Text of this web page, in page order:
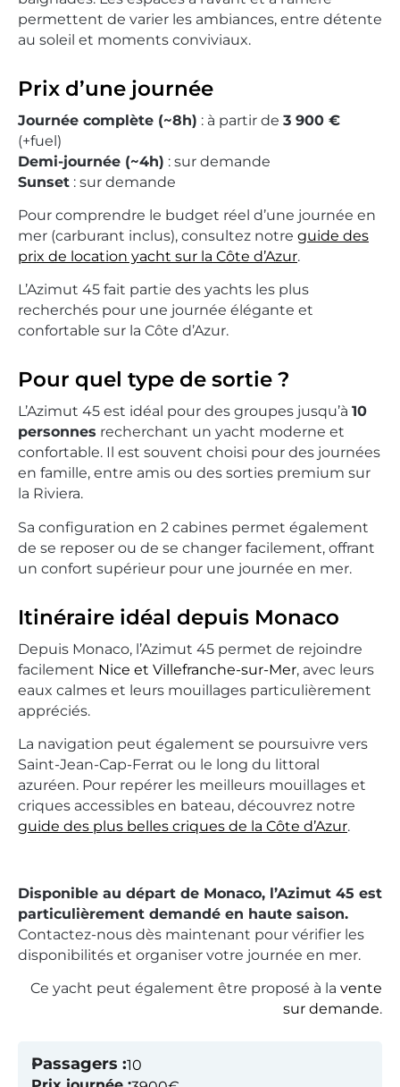
permettent de varier les ambiances, entre détente
au soleil et moments conviviaux.
Prix d’une journée
Journée complète (~8h) : à partir de 3 900 €
(+fuel)
Demi-journée (~4h) : sur demande
Sunset : sur demande
Pour comprendre le budget réel d’une journée en
mer (carburant inclus), consultez notre guide des
prix de location yacht sur la Côte d’Azur.
L’Azimut 45 fait partie des yachts les plus
recherchés pour une journée élégante et
confortable sur la Côte d’Azur.
Pour quel type de sortie ?
L’Azimut 45 est idéal pour des groupes jusqu’à 10
personnes recherchant un yacht moderne et
confortable. Il est souvent choisi pour des journées
en famille, entre amis ou des sorties premium sur
la Riviera.
Sa configuration en 2 cabines permet également
de se reposer ou de se changer facilement, offrant
un confort supérieur pour une journée en mer.
Itinéraire idéal depuis Monaco
Depuis Monaco, l’Azimut 45 permet de rejoindre
facilement Nice et Villefranche-sur-Mer, avec leurs
eaux calmes et leurs mouillages particulièrement
appréciés.
La navigation peut également se poursuivre vers
Saint-Jean-Cap-Ferrat ou le long du littoral
azuréen. Pour repérer les meilleurs mouillages et
criques accessibles en bateau, découvrez notre
guide des plus belles criques de la Côte d’Azur.
Disponible au départ de Monaco, l’Azimut 45 est
particulièrement demandé en haute saison.
Contactez-nous dès maintenant pour vérifier les
disponibilités et organiser votre journée en mer.
Ce yacht peut également être proposé à la vente
sur demande.
Passagers :10